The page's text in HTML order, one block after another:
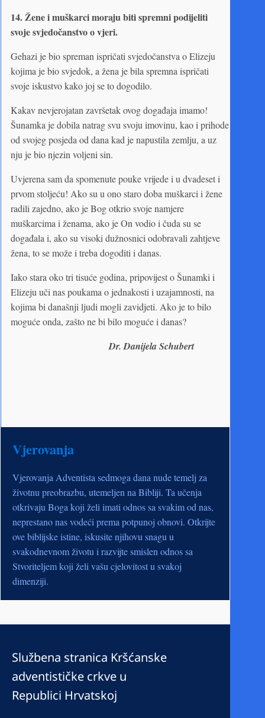
14.Žene i muškarci moraju biti spremni podijeliti
svoje svjedočanstvo o vjeri.
Gehazi je bio spreman ispričati svjedočanstva o Elizeju
kojima je bio svjedok, a žena je bila spremna ispričati
svoje iskustvo kako joj se to dogodilo.
Kakav nevjerojatan završetak ovog događaja imamo!
Šunamka je dobila natrag svu svoju imovinu, kao i prihode
od svojeg posjeda od dana kad je napustila zemlju, a uz
nju je bio njezin voljeni sin.
Uvjerena sam da spomenute pouke vrijede i u dvadeset i
prvom stoljeću! Ako su u ono staro doba muškarci i žene
radili zajedno, ako je Bog otkrio svoje namjere
muškarcima i ženama, ako je On vodio i čuda su se
događala i, ako su visoki dužnosnici odobravali zahtjeve
žena, to se može i treba dogoditi i danas.
Iako stara oko tri tisuće godina, pripovijest o Šunamki i
Elizeju uči nas poukama o jednakosti i uzajamnosti, na
kojima bi današnji ljudi mogli zavidjeti. Ako je to bilo
moguće onda, zašto ne bi bilo moguće i danas?
Dr. Danijela Schubert
Vjerovanja
Vjerovanja Adventista sedmoga dana nude temelj za
životnu preobrazbu, utemeljen na Bibliji. Ta učenja
otkrivaju Boga koji želi imati odnos sa svakim od nas,
neprestano nas vodeći prema potpunoj obnovi. Otkrijte
ove biblijske istine, iskusite njihovu snagu u
svakodnevnom životu i razvijte smislen odnos sa
Stvoriteljem koji želi vašu cjelovitost u svakoj
dimenziji.
Službena stranica Kršćanske
adventističke crkve u
Republici Hrvatskoj